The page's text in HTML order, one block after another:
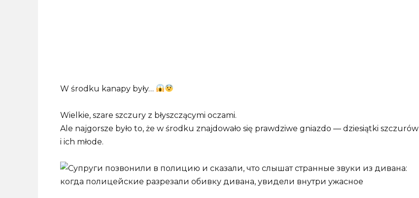
W środku kanapy były…
Wielkie, szare szczury z błyszczącymi oczami.
Ale najgorsze było to, że w środku znajdowało się prawdziwe gniazdo — dziesiątki szczurów
i ich młode.